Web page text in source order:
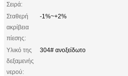
Σειρά:
Σταθερή
ακρίβεια
πίεσης:
-1%~+2%
Υλικό της
δεξαμενής
νερού:
304# ανοξείδωτο